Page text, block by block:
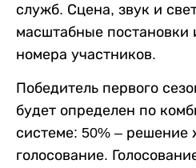
служб. Сцена, звук и
масштабные постановки
номера участников.
Победитель первого
будет определен по
системе: 50% –
голосование.